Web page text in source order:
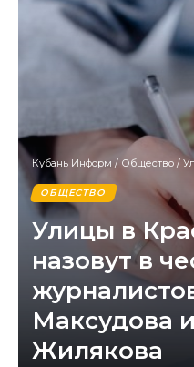
Кубань Информ / Общество /
ОБЩЕСТВО
Улицы в
назовут в
Максудова
Жилякова